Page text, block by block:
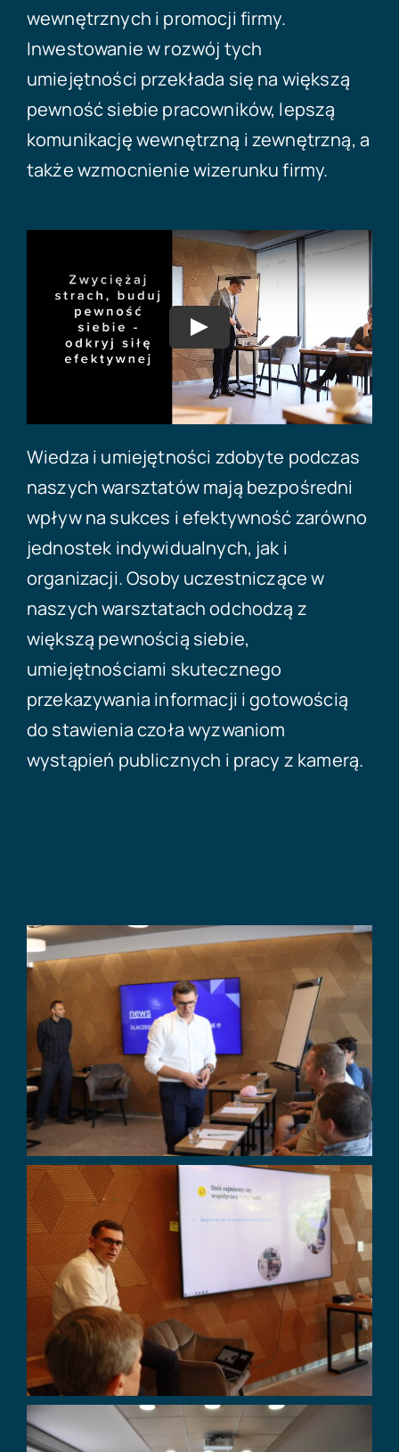
wewnętrznych i promocji firmy.
Inwestowanie w rozwój tych
umiejętności przekłada się na większą
pewność siebie pracowników, lepszą
komunikację wewnętrzną i zewnętrzną, a
także wzmocnienie wizerunku firmy.
Wiedza i umiejętności zdobyte podczas
naszych warsztatów mają bezpośredni
wpływ na sukces i efektywność zarówno
jednostek indywidualnych, jak i
organizacji. Osoby uczestniczące w
naszych warsztatach odchodzą z
większą pewnością siebie,
umiejętnościami skutecznego
przekazywania informacji i gotowością
do stawienia czoła wyzwaniom
wystąpień publicznych i pracy z kamerą.